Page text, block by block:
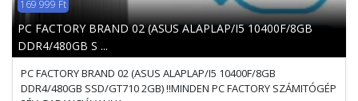
169 999 Ft
PC FACTORY BRAND 02 (ASUS ALAPLAP/I5 10400F/8GB
DDR4/480GB S ...
PC FACTORY BRAND 02 (ASUS ALAPLAP/I5 10400F/8GB
DDR4/480GB SSD/GT710 2GB) !!MINDEN PC FACTORY SZÁMITÓGÉP